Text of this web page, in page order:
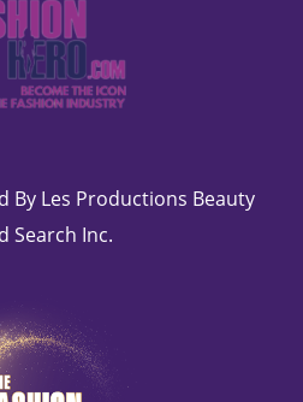
By Les Productions Beauty
Search Inc.